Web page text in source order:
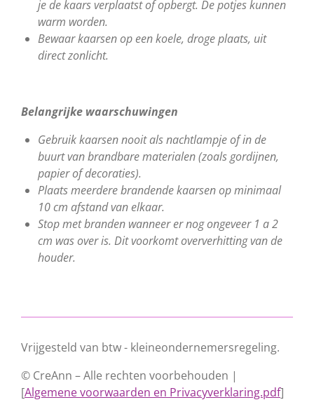
je de kaars verplaatst of opbergt. De potjes kunnen
warm worden.
Bewaar kaarsen op een koele, droge plaats, uit
direct zonlicht.
Belangrijke waarschuwingen
Gebruik kaarsen nooit als nachtlampje of in de
buurt van brandbare materialen (zoals gordijnen,
papier of decoraties).
Plaats meerdere brandende kaarsen op minimaal
10 cm afstand van elkaar.
Stop met branden wanneer er nog ongeveer 1 a 2
cm was over is. Dit voorkomt oververhitting van de
houder.
Vrijgesteld van btw - kleineondernemersregeling.
© CreAnn – Alle rechten voorbehouden |
[Algemene voorwaarden en Privacyverklaring.pdf]